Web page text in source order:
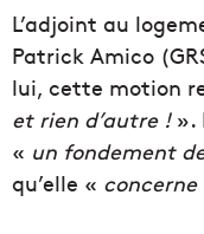
L’adjoint au
Patrick Amico
lui, cette motion
et rien d’autre !».
« un fondement
qu’elle «